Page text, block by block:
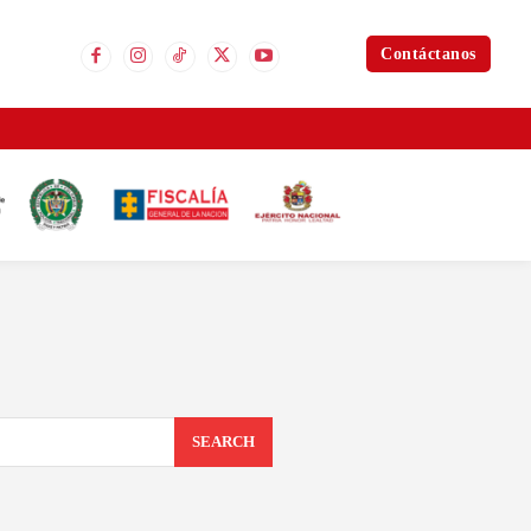
Contáctanos
SEARCH